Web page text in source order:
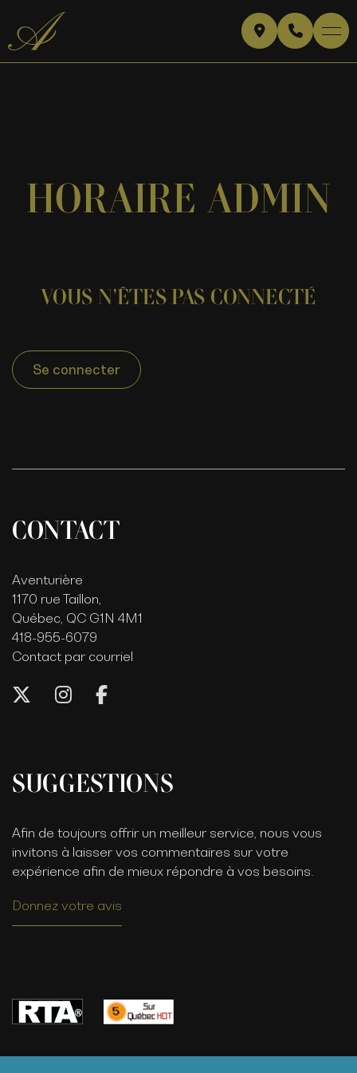
HORAIRE ADMIN
VOUS N'ÊTES PAS CONNECTÉ
Se connecter
CONTACT
Aventurière
1170 rue Taillon,
Québec, QC G1N 4M1
418-955-6079
Contact par courriel
SUGGESTIONS
Afin de toujours offrir un meilleur service, nous vous
invitons à laisser vos commentaires sur votre
expérience afin de mieux répondre à vos besoins.
Donnez votre avis